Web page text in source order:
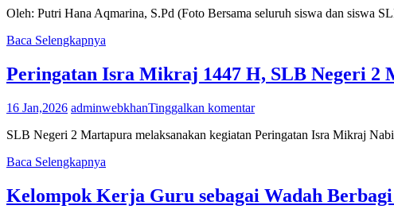
Oleh: Putri Hana Aqmarina, S.Pd (Foto Bersama seluruh siswa dan siswa
Baca Selengkapnya
Peringatan Isra Mikraj 1447 H, SLB Negeri
16 Jan,2026 adminwebkhanTinggalkan komentar
SLB Negeri 2 Martapura melaksanakan kegiatan Peringatan Isra Mikraj
Baca Selengkapnya
Kelompok Kerja Guru sebagai Wadah